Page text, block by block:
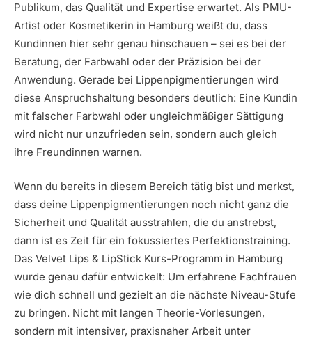
Publikum, das Qualität und Expertise erwartet. Als PMU-
Artist oder Kosmetikerin in Hamburg weißt du, dass
Kundinnen hier sehr genau hinschauen – sei es bei der
Beratung, der Farbwahl oder der Präzision bei der
Anwendung. Gerade bei Lippenpigmentierungen wird
diese Anspruchshaltung besonders deutlich: Eine Kundin
mit falscher Farbwahl oder ungleichmäßiger Sättigung
wird nicht nur unzufrieden sein, sondern auch gleich
ihre Freundinnen warnen.
Wenn du bereits in diesem Bereich tätig bist und merkst,
dass deine Lippenpigmentierungen noch nicht ganz die
Sicherheit und Qualität ausstrahlen, die du anstrebst,
dann ist es Zeit für ein fokussiertes Perfektionstraining.
Das Velvet Lips & LipStick Kurs-Programm in Hamburg
wurde genau dafür entwickelt: Um erfahrene Fachfrauen
wie dich schnell und gezielt an die nächste Niveau-Stufe
zu bringen. Nicht mit langen Theorie-Vorlesungen,
sondern mit intensiver, praxisnaher Arbeit unter